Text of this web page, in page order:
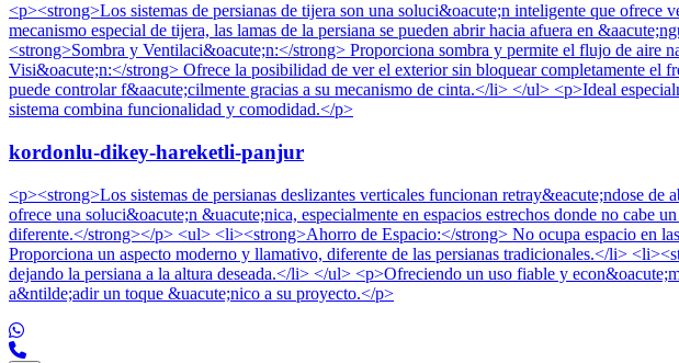
<p><strong>Los sistemas de persianas de tijera son una soluci&oacute;n inteligente que
mecanismo especial de tijera, las lamas de la persiana se pueden abrir hacia afuera en
<strong>Sombra y Ventilaci&oacute;n:</strong> Proporciona sombra y permite el flujo de aire
Visi&oacute;n:</strong> Ofrece la posibilidad de ver el exterior sin bloquear completamente el
puede controlar f&aacute;cilmente gracias a su mecanismo de cinta.</li> </ul> <p>Ideal
sistema combina funcionalidad y comodidad.</p>
kordonlu-dikey-hareketli-panjur
<p><strong>Los sistemas de persianas deslizantes verticales funcionan retray&eacute;ndose
ofrece una soluci&oacute;n &uacute;nica, especialmente en espacios estrechos donde no cabe
diferente.</strong></p> <ul> <li><strong>Ahorro de Espacio:</strong> No ocupa espacio en
Proporciona un aspecto moderno y llamativo, diferente de las persianas tradicionales.</li>
dejando la persiana a la altura deseada.</li> </ul> <p>Ofreciendo un uso fiable y
a&ntilde;adir un toque &uacute;nico a su proyecto.</p>